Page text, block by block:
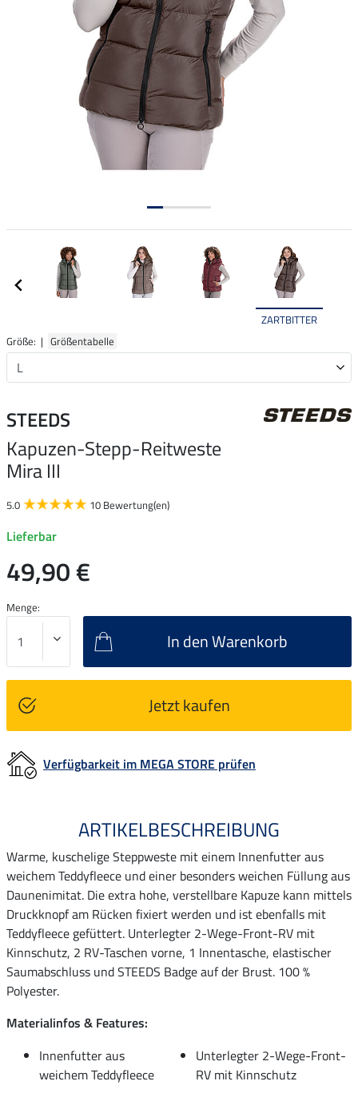
ZARTBITTER
Größe: | Größentabelle
STEEDS
Kapuzen-Stepp-Reitweste
Mira III
5.0 10 Bewertung(en)
Lieferbar
49,90 €
Menge:
In den Warenkorb
Jetzt kaufen
Verfügbarkeit im MEGA STORE prüfen
ARTIKELBESCHREIBUNG
Warme, kuschelige Steppweste mit einem Innenfutter aus
weichem Teddyfleece und einer besonders weichen Füllung aus
Daunenimitat. Die extra hohe, verstellbare Kapuze kann mittels
Druckknopf am Rücken fixiert werden und ist ebenfalls mit
Teddyfleece gefüttert. Unterlegter 2-Wege-Front-RV mit
Kinnschutz, 2 RV-Taschen vorne, 1 Innentasche, elastischer
Saumabschluss und STEEDS Badge auf der Brust. 100 %
Polyester.
Materialinfos & Features:
Innenfutter aus
weichem Teddyfleece
Unterlegter 2-Wege-Front-
RV mit Kinnschutz